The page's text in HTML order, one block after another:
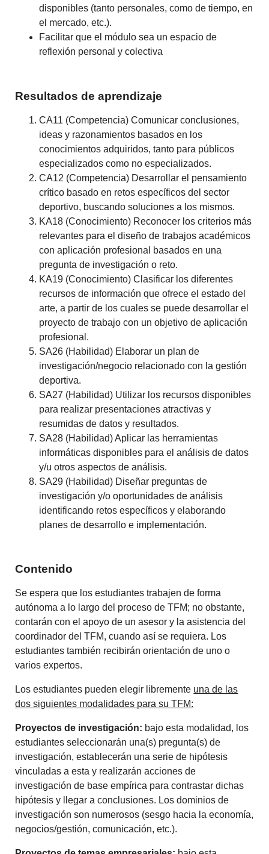
disponibles (tanto personales, como de tiempo, en
el mercado, etc.).
Facilitar que el módulo sea un espacio de
reflexión personal y colectiva
Resultados de aprendizaje
CA11 (Competencia) Comunicar conclusiones,
ideas y razonamientos basados en los
conocimientos adquiridos, tanto para públicos
especializados como no especializados.
CA12 (Competencia) Desarrollar el pensamiento
crítico basado en retos específicos del sector
deportivo, buscando soluciones a los mismos.
KA18 (Conocimiento) Reconocer los criterios más
relevantes para el diseño de trabajos académicos
con aplicación profesional basados en una
pregunta de investigación o reto.
KA19 (Conocimiento) Clasificar los diferentes
recursos de información que ofrece el estado del
arte, a partir de los cuales se puede desarrollar el
proyecto de trabajo con un objetivo de aplicación
profesional.
SA26 (Habilidad) Elaborar un plan de
investigación/negocio relacionado con la gestión
deportiva.
SA27 (Habilidad) Utilizar los recursos disponibles
para realizar presentaciones atractivas y
resumidas de datos y resultados.
SA28 (Habilidad) Aplicar las herramientas
informáticas disponibles para el análisis de datos
y/u otros aspectos de análisis.
SA29 (Habilidad) Diseñar preguntas de
investigación y/o oportunidades de análisis
identificando retos específicos y elaborando
planes de desarrollo e implementación.
Contenido
Se espera que los estudiantes trabajen de forma
autónoma a lo largo del proceso de TFM; no obstante,
contarán con el apoyo de un asesor y la asistencia del
coordinador del TFM, cuando así se requiera. Los
estudiantes también recibirán orientación de uno o
varios expertos.
Los estudiantes pueden elegir libremente una de las
dos siguientes modalidades para su TFM:
Proyectos de investigación: bajo esta modalidad, los
estudiantes seleccionarán una(s) pregunta(s) de
investigación, establecerán una serie de hipótesis
vinculadas a esta y realizarán acciones de
investigación de base empírica para contrastar dichas
hipótesis y llegar a conclusiones. Los dominios de
investigación son numerosos (sesgo hacia la economía,
negocios/gestión, comunicación, etc.).